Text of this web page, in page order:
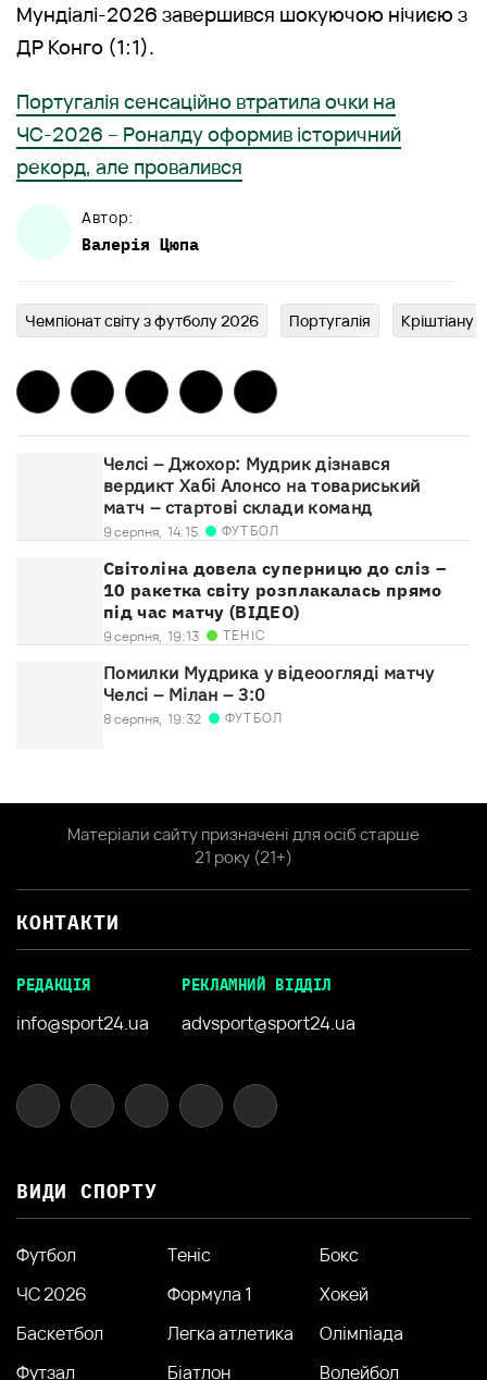
Мундіалі-2026 завершився шокуючою нічиєю з
ДР Конго (1:1).
Португалія сенсаційно втратила очки на
ЧС-2026 – Роналду оформив історичний
рекорд, але провалився
Автор:
Валерія Цюпа
Чемпіонат світу з футболу 2026 Португалія Кріштіану
Челсі – Джохор: Мудрик дізнався
вердикт Хабі Алонсо на товариський
матч – стартові склади команд
9 серпня, 14:15 ФУТБОЛ
Світоліна довела суперницю до сліз –
10 ракетка світу розплакалась прямо
під час матчу (ВІДЕО)
9 серпня, 19:13 ТЕНІС
Помилки Мудрика у відеоогляді матчу
Челсі – Мілан – 3:0
8 серпня, 19:32 ФУТБОЛ
Матеріали сайту призначені для осіб старше
21 року (21+)
КОНТАКТИ
РЕДАКЦІЯ
info@sport24.ua
РЕКЛАМНИЙ ВІДДІЛ
advsport@sport24.ua
ВИДИ СПОРТУ
Футбол Теніс
Бокс
ЧС 2026
Формула 1
Хокей
Баскетбол
Легка атлетика
Олімпіада
Футзал
Біатлон
Волейбол